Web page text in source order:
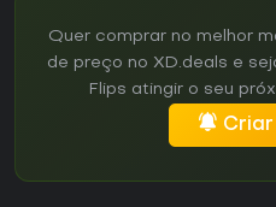
Quer comprar no melhor
de preço no XD.deals e
Flips atingir o seu